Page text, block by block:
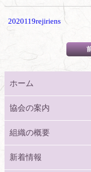
2020119rejiriens
ホーム
協会の案内
組織の概要
新着情報